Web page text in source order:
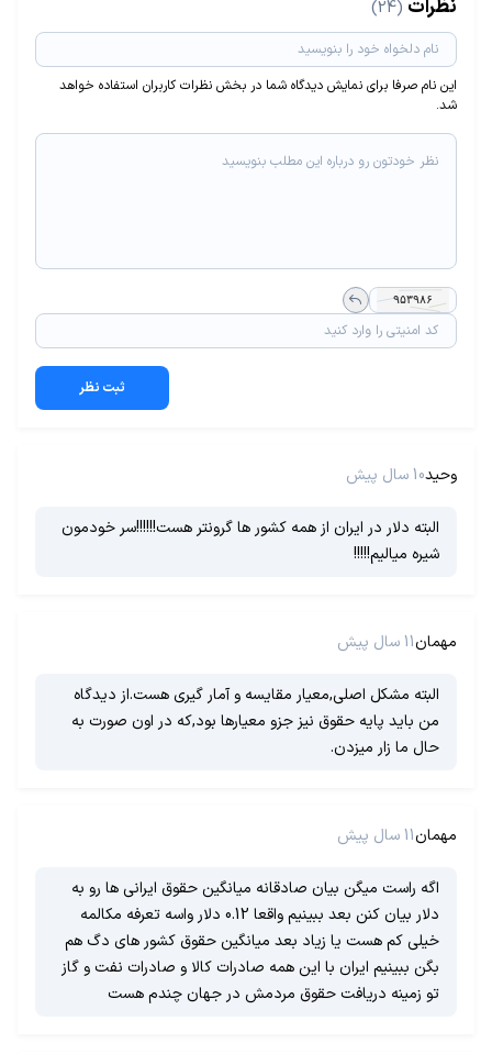
نظرات (24)
این نام صرفا برای نمایش دیدگاه شما در بخش نظرات کاربران استفاده خواهد
شد.
ثبت نظر
وحید10 سال پیش
البته دلار در ایران از همه کشور ها گرونتر هست!!!!!!سر خودمون
شیره میالیم!!!!!
مهمان11 سال پیش
البته مشکل اصلی,معیار مقایسه و آمار گیری هست.از دیدگاه
من باید پایه حقوق نیز جزو معیارها بود,که در اون صورت به
حال ما زار میزدن.
مهمان11 سال پیش
اگه راست میگن بیان صادقانه میانگین حقوق ایرانی ها رو به
دلار بیان کنن بعد ببینیم واقعا 0.12 دلار واسه تعرفه مکالمه
خیلی کم هست یا زیاد بعد میانگین حقوق کشور های دگ هم
بگن ببینیم ایران با این همه صادرات کالا و صادرات نفت و گاز
تو زمینه دریافت حقوق مردمش در جهان چندم هست